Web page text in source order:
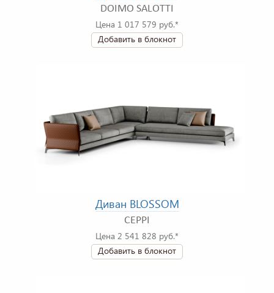
DOIMO SALOTTI
Цена 1 017 579 руб.*
Добавить в блокнот
Диван BLOSSOM
CEPPI
Цена 2 541 828 руб.*
Добавить в блокнот